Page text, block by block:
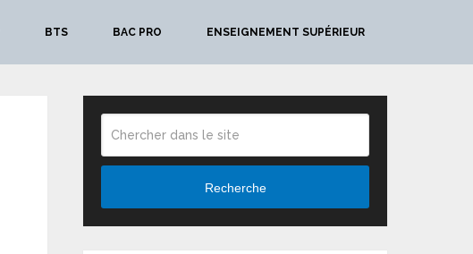
BTS BAC PRO ENSEIGNEMENT SUPÉRIEUR
Recherche